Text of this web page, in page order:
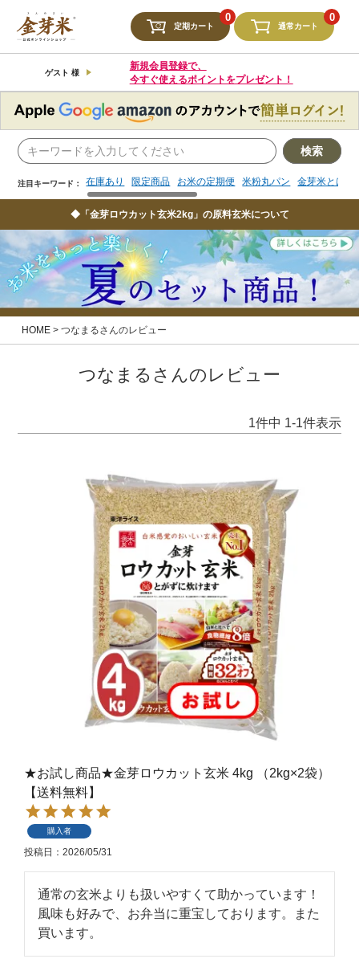
定期カート
0
通常カート
0
ゲスト 様
新規会員登録で、
今すぐ使えるポイントをプレゼント！
検索
注目キーワード： 在庫あり 限定商品 お米の定期便 米粉丸パン 金芽米とは
注目キーワード： 限定商品 お米の定期便 米粉丸パン 金芽米とは
◆「金芽ロウカット玄米2kg」の原料玄米について
HOME つなまるさんのレビュー
つなまるさんのレビュー
1件中 1-1件表示
★お試し商品★金芽ロウカット玄米 4kg （2kg×2袋）
【送料無料】
購入者
投稿日 2026/05/31
通常の玄米よりも扱いやすくて助かっています！
風味も好みで、お弁当に重宝しております。また
買います。